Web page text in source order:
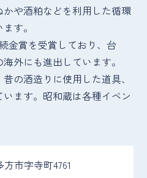
や酒粕などを利用した循環
す。
金賞を受賞しており、台
外にも進出しています。
の酒造りに使用した道具、
ます。昭和蔵は各種イベン
市字寺町4761